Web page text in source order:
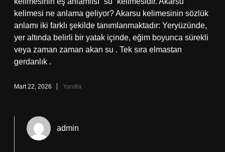
kelimesi ne anlama geliyor? Akarsu kelimesinin sözlük
anlamı iki farklı şekilde tanımlanmaktadır: Yeryüzünde,
yer altında belirli bir yatak içinde, eğim boyunca sürekli
veya zaman zaman akan su . Tek sıra elmastan
gerdanlık .
Mart 22, 2026 Yanıtla
admin